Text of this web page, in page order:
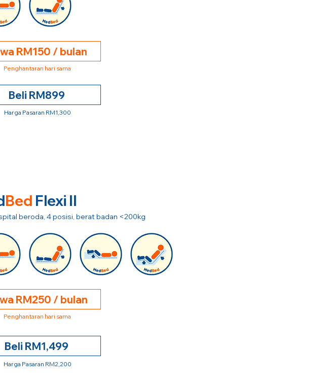
RM150 / bulan
Penghantaran hari sama
Beli RM899
Harga Pasaran RM1,300
Bed Flexi II
beroda, 4 posisi, berat badan <200kg
RM250 / bulan
Penghantaran hari sama
Beli RM1,499
Harga Pasaran RM2,200